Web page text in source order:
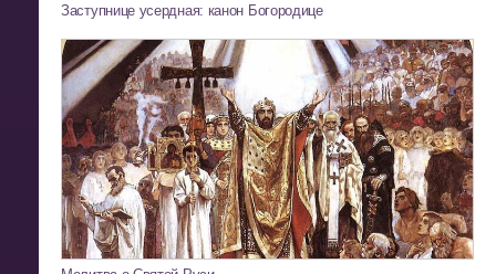
Заступнице усердная: канон Богородице